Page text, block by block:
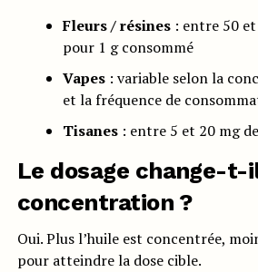
Fleurs / résines: entre 50 et
pour 1 g consommé
Vapes: variable selon la
et la fréquence de
Tisanes: entre 5 et 20 mg
Le dosage change-t-
concentration ?
Oui. Plus l’huile est concentrée,
pour atteindre la dose cible.